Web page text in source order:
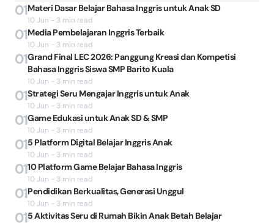
01Materi Dasar Belajar Bahasa Inggris untuk Anak SD
10 Jun - 3 min read
01Media Pembelajaran Inggris Terbaik
10 Jun - 3 min read
01Grand Final LEC 2026: Panggung Kreasi dan Kompetisi
Bahasa Inggris Siswa SMP Barito Kuala
10 Jun - 3 min read
01Strategi Seru Mengajar Inggris untuk Anak
10 Jun - 3 min read
01Game Edukasi untuk Anak SD & SMP
10 Jun - 3 min read
015 Platform Digital Belajar Inggris Anak
10 Jun - 3 min read
0110 Platform Game Belajar Bahasa Inggris
10 Jun - 3 min read
01Pendidikan Berkualitas, Generasi Unggul
10 Jun - 3 min read
015 Aktivitas Seru di Rumah Bikin Anak Betah Belajar